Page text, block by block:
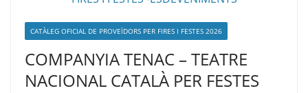
CATÀLEG OFICIAL DE PROVEÏDORS PER FIRES I FESTES 2026
COMPANYIA TENAC – TEATRE
NACIONAL CATALÀ PER FESTES